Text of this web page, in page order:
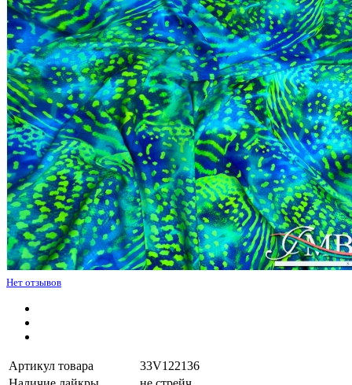
Нет отзывов
Артикул товара
33V122136